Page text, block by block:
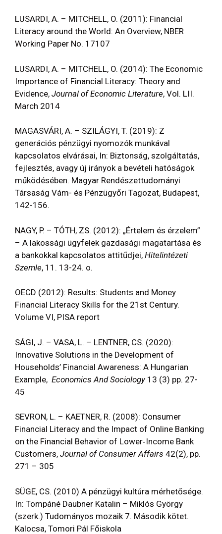
LUSARDI, A. – MITCHELL, O. (2011): Financial
Literacy around the World: An Overview, NBER
Working Paper No. 17107
LUSARDI, A. – MITCHELL, O. (2014): The Economic
Importance of Financial Literacy: Theory and
Evidence, Journal of Economic Literature, Vol. LII.
March 2014
MAGASVÁRI, A. – SZILÁGYI, T. (2019): Z
generációs pénzügyi nyomozók munkával
kapcsolatos elvárásai, In: Biztonság, szolgáltatás,
fejlesztés, avagy új irányok a bevételi hatóságok
működésében. Magyar Rendészettudományi
Társaság Vám- és Pénzügyőri Tagozat, Budapest,
142-156.
NAGY, P. – TÓTH, ZS. (2012): „Értelem és érzelem”
– A lakossági ügyfelek gazdasági magatartása és
a bankokkal kapcsolatos attitűdjei, Hitelintézeti
Szemle, 11. 13-24. o.
OECD (2012): Results: Students and Money
Financial Literacy Skills for the 21st Century.
Volume VI, PISA report
SÁGI, J. – VASA, L. – LENTNER, CS. (2020):
Innovative Solutions in the Development of
Households’ Financial Awareness: A Hungarian
Example, Economics And Sociology13 (3) pp. 27-
45
SEVRON, L. – KAETNER, R. (2008): Consumer
Financial Literacy and the Impact of Online Banking
on the Financial Behavior of Lower‐Income Bank
Customers, Journal of Consumer Affairs 42(2), pp.
271 – 305
SÜGE, CS. (2010) A pénzügyi kultúra mérhetősége.
In: Tompáné Daubner Katalin – Miklós György
(szerk.) Tudományos mozaik 7. Második kötet.
Kalocsa, Tomori Pál Főiskola